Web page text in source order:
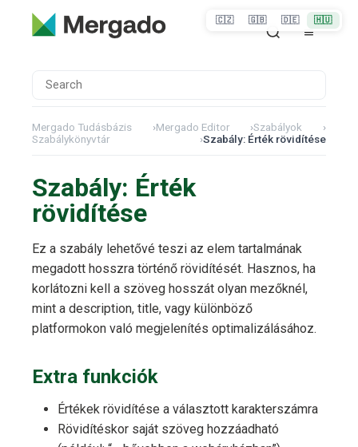
Mergado Tudásbázis ›Mergado Editor ›Szabályok
›
Szabálykönyvtár
›Szabály: Érték rövidítése
Szabály: Érték
rövidítése
Ez a szabály lehetővé teszi az elem tartalmának
megadott hosszra történő rövidítését. Hasznos, ha
korlátozni kell a szöveg hosszát olyan mezőknél,
mint a description, title, vagy különböző
platformokon való megjelenítés optimalizálásához.
Extra funkciók
Értékek rövidítése a választott karakterszámra
Rövidítéskor saját szöveg hozzáadható
🇨🇿 🇬🇧 🇩🇪 🇭🇺